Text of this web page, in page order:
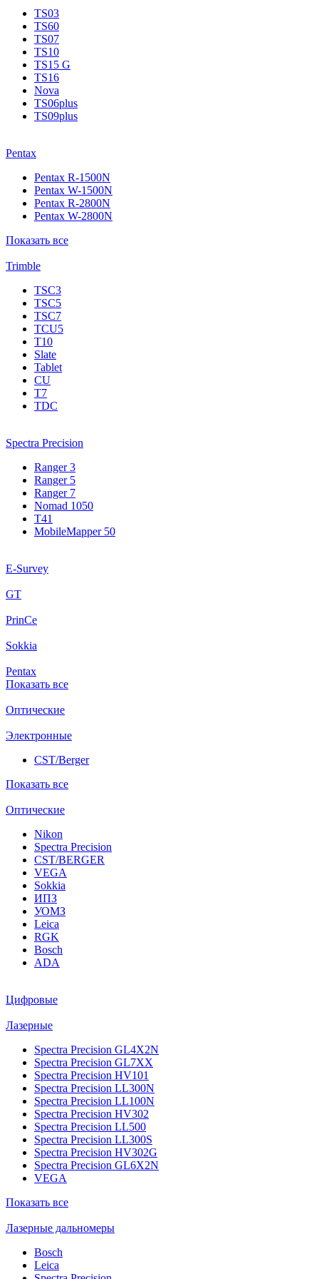
TS03
TS60
TS07
TS10
TS15 G
TS16
Nova
TS06plus
TS09plus
Pentax
Pentax R-1500N
Pentax W-1500N
Pentax R-2800N
Pentax W-2800N
Показать все
Trimble
TSC3
TSC5
TSC7
TCU5
T10
Slate
Tablet
CU
T7
TDC
Spectra Precision
Ranger 3
Ranger 5
Ranger 7
Nomad 1050
T41
MobileMapper 50
E-Survey
GT
PrinCe
Sokkia
Pentax
Показать все
Оптические
Электронные
CST/Berger
Показать все
Оптические
Nikon
Spectra Precision
CST/BERGER
VEGA
Sokkia
ИПЗ
УОМЗ
Leica
RGK
Bosch
ADA
Цифровые
Лазерные
Spectra Precision GL4X2N
Spectra Precision GL7XX
Spectra Precision HV101
Spectra Precision LL300N
Spectra Precision LL100N
Spectra Precision HV302
Spectra Precision LL500
Spectra Precision LL300S
Spectra Precision HV302G
Spectra Precision GL6X2N
VEGA
Показать все
Лазерные дальномеры
Bosch
Leica